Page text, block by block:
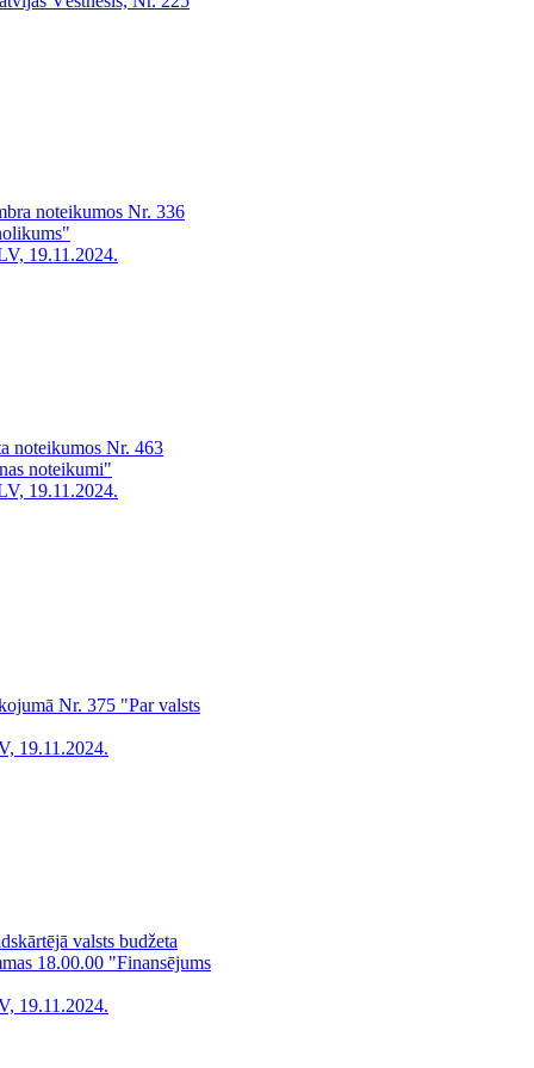
noteikumos Nr. 336
19.11.2024.
noteikumos Nr. 463
noteikumi"
19.11.2024.
Nr. 375 "Par valsts
19.11.2024.
valsts budžeta
18.00.00 "Finansējums
19.11.2024.